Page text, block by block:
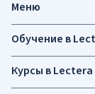
Меню
Обучение в
Курсы в Lectera